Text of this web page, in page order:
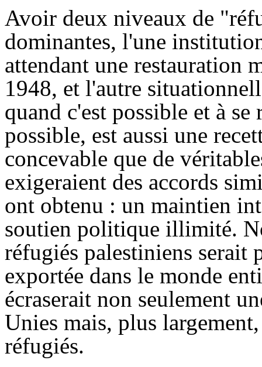
Avoir deux niveaux de
dominantes, l'une
attendant une restauration
1948, et l'autre
quand c'est possible et à
possible, est aussi une
concevable que de
exigeraient des accords
ont obtenu : un maintien
soutien politique illimité.
réfugiés palestiniens serait
exportée dans le monde
écraserait non seulement
Unies mais, plus
réfugiés.